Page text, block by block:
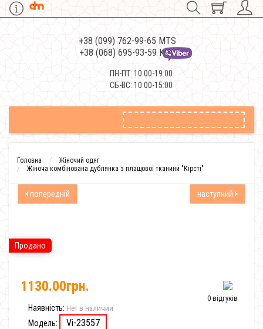
+38 (099) 762-99-65 MTS
+38 (068) 695-93-59 Kievstar
ПН-ПТ: 10:00-19:00
СБ-ВС: 10:00-15:00
Головна
Жіночий одяг
Жіноча комбінована дублянка з плащової тканини "Кірсті"
попередній наступний
Продано
0 відгуків
1130.00грн.
Наявність: Нет в наличии
Модель: Vi-23557